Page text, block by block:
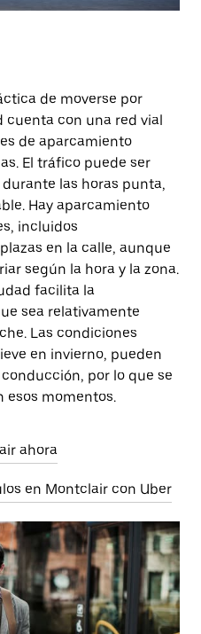
de moverse por
cuenta con una red vial
de aparcamiento
El tráfico puede ser
las horas punta,
Hay aparcamiento
incluidos
en la calle, aunque
según la hora y la zona.
facilita la
sea relativamente
Las condiciones
en invierno, pueden
por lo que se
esos momentos.
ahora
en Montclair con Uber